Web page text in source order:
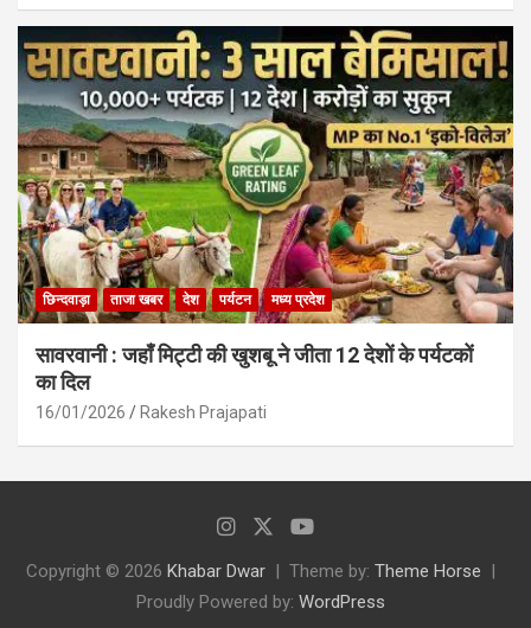
छिन्दवाड़ा ताजा खबर देश पर्यटन मध्य प्रदेश
सावरवानी : जहाँ मिट्टी की खुशबू ने जीता 12 देशों के पर्यटकों
का दिल
16/01/2026 Rakesh Prajapati
Copyright © 2026 Khabar Dwar Theme by: Theme Horse
Proudly Powered by: WordPress